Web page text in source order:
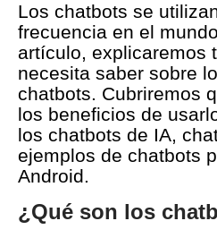
Los chatbots se
frecuencia en el
artículo, explicaremos
necesita saber sobre
chatbots. Cubriremos
los beneficios de
los chatbots de IA,
ejemplos de chatbots
Android.
¿Qué son los